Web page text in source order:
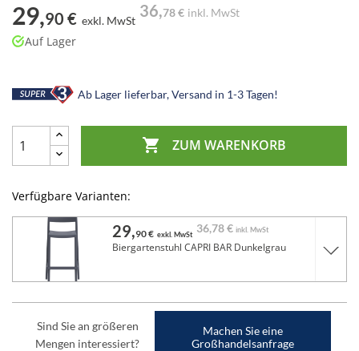
29,90 € exkl. MwSt
36,78 € inkl. MwSt
Auf Lager
Ab Lager lieferbar, Versand in 1-3 Tagen!
 ZUM WARENKORB
Verfügbare Varianten:
29,90 € exkl. MwSt 36,78 € inkl. MwSt
Biergartenstuhl CAPRI BAR Dunkelgrau
Sind Sie an größeren
Mengen interessiert?
Machen Sie eine
Großhandelsanfrage